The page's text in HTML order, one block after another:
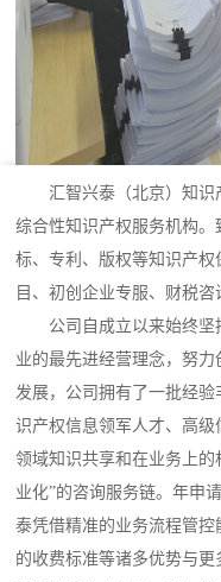
汇智兴泰（北京）知识
综合性知识产权服务机构
标、专利、版权等知识产
目、初创企业专服、财税咨
公司自成立以来始终坚
业的最先进经营理念，努
发展，公司拥有了一批经
识产权信息领军人才、高
领域知识共享和在业务上
业化”的咨询服务链。年申
泰凭借精准的业务流程管
的收费标准等诸多优势与